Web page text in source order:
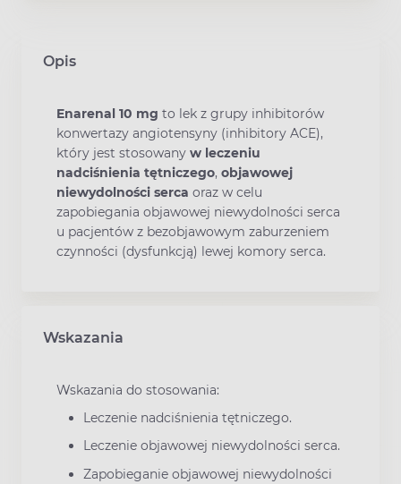
Opis
Enarenal 10 mg to lek z grupy inhibitorów
konwertazy angiotensyny (inhibitory ACE),
który jest stosowany w leczeniu
nadciśnienia tętniczego, objawowej
niewydolności serca oraz w celu
zapobiegania objawowej niewydolności serca
u pacjentów z bezobjawowym zaburzeniem
czynności (dysfunkcją) lewej komory serca.
Wskazania
Wskazania do stosowania:
Leczenie nadciśnienia tętniczego.
Leczenie objawowej niewydolności serca.
Zapobieganie objawowej niewydolności